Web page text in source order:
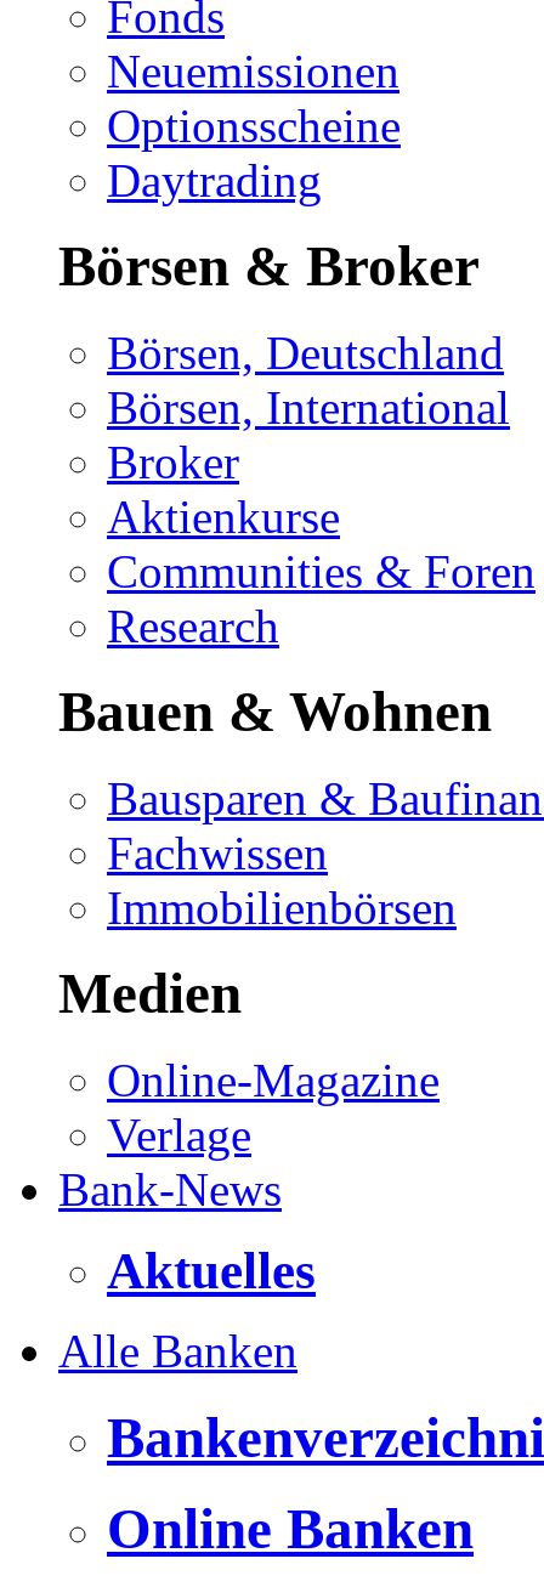
Fonds
Neuemissionen
Optionsscheine
Daytrading
Börsen & Broker
Börsen, Deutschland
Börsen, International
Broker
Aktienkurse
Communities & Foren
Research
Bauen & Wohnen
Bausparen &
Fachwissen
Immobilienbörsen
Medien
Online-Magazine
Verlage
Bank-News
Aktuelles
Alle Banken
Online Banken